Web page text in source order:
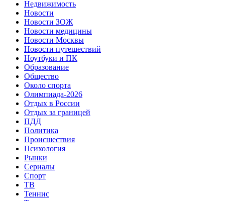
Недвижимость
Новости
Новости ЗОЖ
Новости медицины
Новости Москвы
Новости путешествий
Ноутбуки и ПК
Образование
Общество
Около спорта
Олимпиада-2026
Отдых в России
Отдых за границей
ПДД
Политика
Происшествия
Психология
Рынки
Сериалы
Спорт
ТВ
Теннис